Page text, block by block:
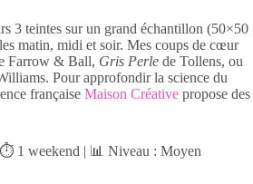
3 teintes sur un grand échantillon (50×50
matin, midi et soir. Mes coups de cœur
Farrow & Ball, Gris Perle de Tollens, ou
Pour approfondir la science du
française Maison Créative propose des
1 weekend | 📊 Niveau : Moyen